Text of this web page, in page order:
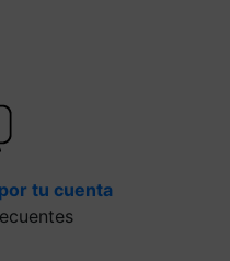
tu cuenta